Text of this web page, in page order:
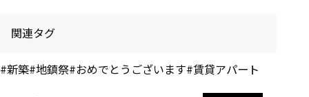
関連タグ
#新築#地鎮祭#おめでとうございます#賃貸アパート